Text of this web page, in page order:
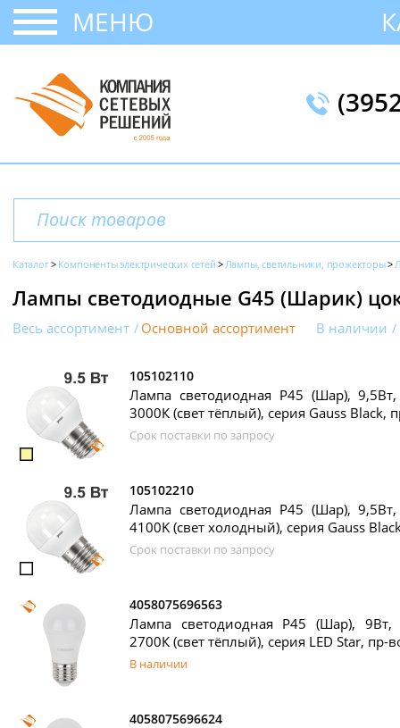
МЕНЮ
Каталог Компоненты электрических сетей Лампы, светильники, прожекторы
Лампы светодиодные G45 (Шарик)
Весь ассортимент Основной ассортимент В наличии
105102110
Лампа светодиодная P45 (Шар),
3000К (свет тёплый), серия Gauss Black,
Срок поставки по запросу
105102210
Лампа светодиодная P45 (Шар),
4100K (свет холодный), серия Gauss
Срок поставки по запросу
4058075696563
Лампа светодиодная P45 (Шар),
2700К (свет тёплый), серия LED Star, пр-
В наличии
4058075696624